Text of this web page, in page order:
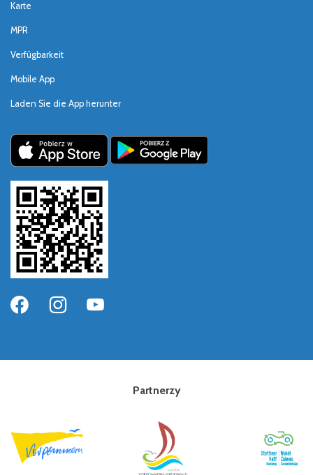
Karte
MPR
Verfügbarkeit
Mobile App
Laden Sie die App herunter
Partnerzy